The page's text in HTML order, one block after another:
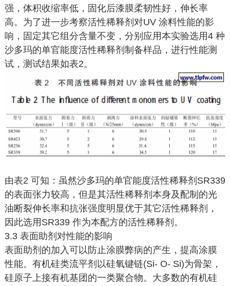
强，体积收缩率低，固化后漆膜柔韧性好，伸长率
高。为了进一步考察活性稀释剂对UV 涂料性能的影
响，固定其它组分含量不变，分别应用本实验选用4 种
沙多玛的单官能度活性稀释剂制备样品，进行性能测
试，测试结果如表2。
由表2 可知：虽然沙多玛的单官能度活性稀释剂SR339
的表面张力较高，但是其活性稀释剂本身及配制的光
油断裂伸长率和抗张强度明显优于其它活性稀释剂，
因此选用SR339 作为本配方的活性稀释剂。
3.3 表面助剂对性能的影响
表面助剂的加入可以防止涂膜弊病的产生，提高涂膜
性能。有机硅类流平剂以硅氧键链(Si- O- Si)为骨架，
硅原子上接有机基团的一类聚合物。大多数的有机硅